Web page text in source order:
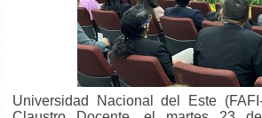
Universidad Nacional del Este